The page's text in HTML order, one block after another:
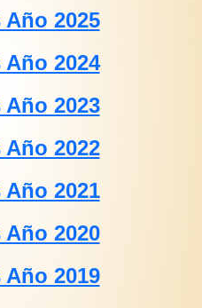
2025
2024
2023
2022
2021
2020
2019